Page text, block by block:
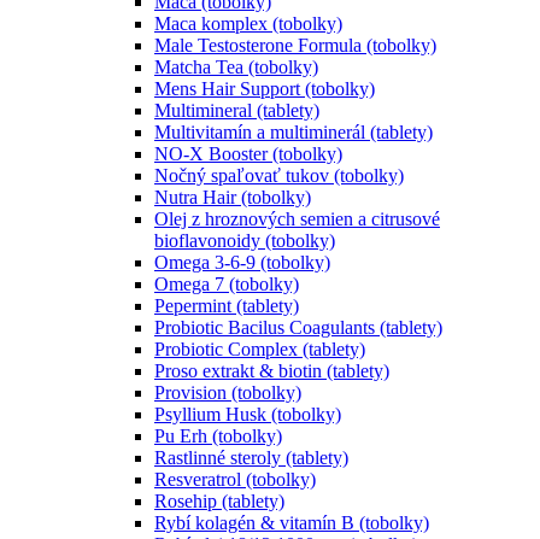
Maca komplex (tobolky)
Male Testosterone Formula (tobolky)
Matcha Tea (tobolky)
Mens Hair Support (tobolky)
Multimineral (tablety)
Multivitamín a multiminerál (tablety)
NO-X Booster (tobolky)
Nočný spaľovať tukov (tobolky)
Nutra Hair (tobolky)
Olej z hroznových semien a citrusové
bioflavonoidy (tobolky)
Omega 3-6-9 (tobolky)
Omega 7 (tobolky)
Pepermint (tablety)
Probiotic Bacilus Coagulants (tablety)
Probiotic Complex (tablety)
Proso extrakt & biotin (tablety)
Provision (tobolky)
Psyllium Husk (tobolky)
Pu Erh (tobolky)
Rastlinné steroly (tablety)
Resveratrol (tobolky)
Rosehip (tablety)
Rybí kolagén & vitamín B (tobolky)